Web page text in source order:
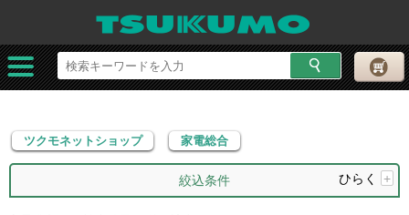
ツクモネットショップ 家電総合
ツクモネットショップ 家電総合
絞込条件 ひらく +